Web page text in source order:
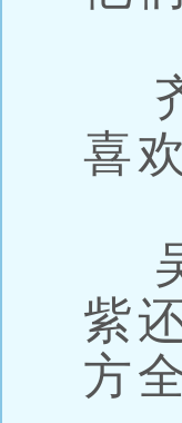
齐
喜
吴
紫
方